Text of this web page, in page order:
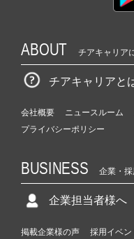
ABOUT チアキャリア
チアキャリアと
会社概要 ニュースルーム
プライバシーポリシー
BUSINESS 企業・
企業担当者様へ
掲載企業様の声 採用イベン